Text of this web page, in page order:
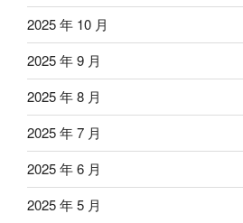
2025 年 10 月
2025 年 9 月
2025 年 8 月
2025 年 7 月
2025 年 6 月
2025 年 5 月